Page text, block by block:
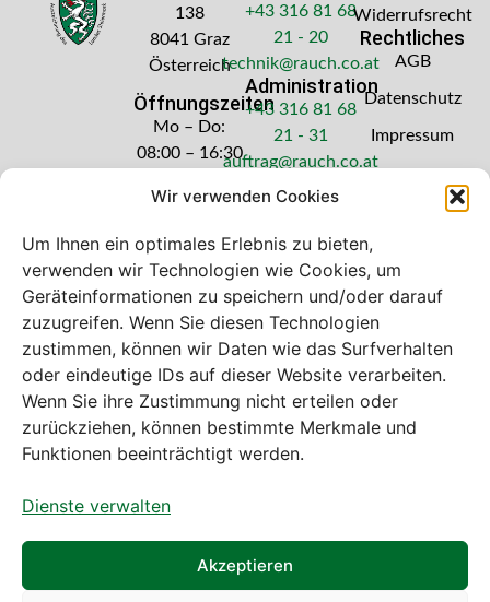
Wir verwenden Cookies
Um Ihnen ein optimales Erlebnis zu bieten,
verwenden wir Technologien wie Cookies, um
Geräteinformationen zu speichern und/oder darauf
zuzugreifen. Wenn Sie diesen Technologien
zustimmen, können wir Daten wie das Surfverhalten
oder eindeutige IDs auf dieser Website verarbeiten.
Wenn Sie ihre Zustimmung nicht erteilen oder
zurückziehen, können bestimmte Merkmale und
Funktionen beeinträchtigt werden.
Dienste verwalten
Akzeptieren
138
8041 Graz
Österreich
Öffnungszeiten
Mo – Do:
08:00 – 16:30
Freitag: 08:00
+43 316 81 68
21 - 20
technik@rauch.co.at
Administration
+43 316 81 68
21 - 31
auftrag@rauch.co.at
Widerrufsrecht
Rechtliches
AGB
Datenschutz
Impressum
Bei diesem Webshop handelt es sich um
einen B2B-Webshop
A. Rauch GmbH – Ihr Experte aus Österreich für Waagen,
Eich- & Kalibrierservice, Sprühnebel-Zerstäubungstechnik
und Lebensmittelmaschinen.
Sämtliche Angebote der A. Rauch GmbH richten sich
gewerbliche Kunden, Institutionen, Kommunen usw. aus
Österreich, Deutschland und der Schweiz (weitere Länder